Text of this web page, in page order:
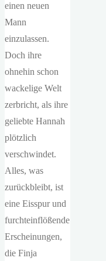
einen neuen
Mann
einzulassen.
Doch ihre
ohnehin schon
wackelige Welt
zerbricht, als ihre
geliebte Hannah
plötzlich
verschwindet.
Alles, was
zurückbleibt, ist
eine Eisspur und
furchteinflößende
Erscheinungen,
die Finja